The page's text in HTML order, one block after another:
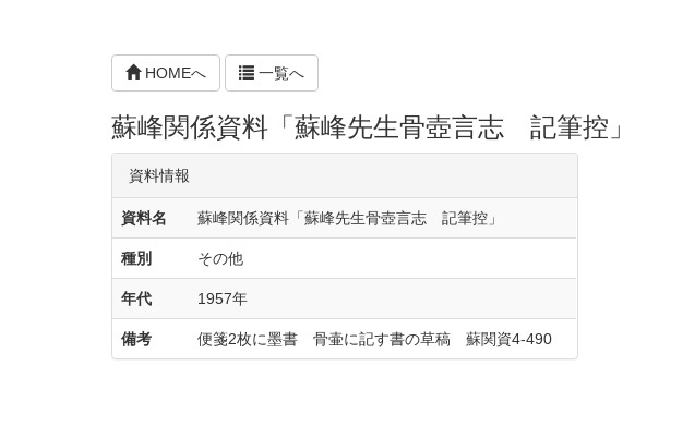
HOMEへ 一覧へ
蘇峰関係資料「蘇峰先生骨壺言志 記筆控」
資料情報
資料名 蘇峰関係資料「蘇峰先生骨壺言志 記筆控」
種別 その他
年代 1957年
備考 便箋2枚に墨書 骨壷に記す書の草稿 蘇関資4‐490